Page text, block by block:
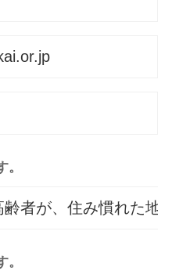
齢者が、住み慣れた地